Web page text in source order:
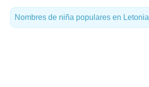
Nombres de niña populares en Letonia